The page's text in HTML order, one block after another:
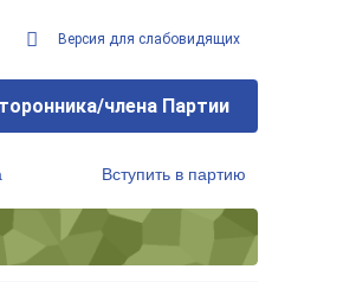
Версия для слабовидящих
члена Партии
Вступить в партию